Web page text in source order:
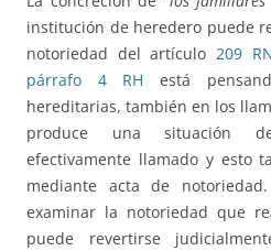
institución de heredero puede
notoriedad del artículo 209
párrafo 4 RH está
hereditarias, también en los
produce una situación
efectivamente llamado y esto
mediante acta de
examinar la notoriedad que
puede revertirse